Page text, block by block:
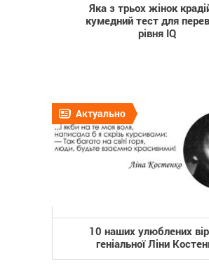
Яка з трьох жінок
кумедний тест для
рівня IQ
Актуально
10 наших улюблених
геніальної Ліни